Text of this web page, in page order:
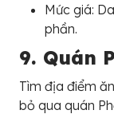
Mức giá:
phần.
9. Quán
Tìm địa điểm
bỏ qua quán